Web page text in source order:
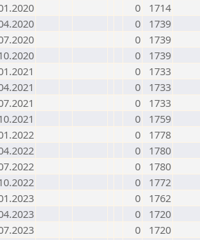
0
1714
0
1739
0
1739
0
1739
0
1733
0
1733
0
1733
0
1759
0
1778
0
1780
0
1780
0
1772
0
1762
0
1720
0
1720